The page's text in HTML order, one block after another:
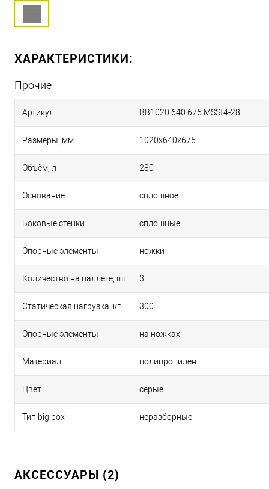
ХАРАКТЕРИСТИКИ:
Прочие
Артикул BB1020.640.675.MSSf4-28
Размеры, мм 1020х640х675
Объём, л 280
Основание сплошное
Боковые стенки сплошные
Опорные элементы ножки
Количество на паллете, шт. 3
Статическая нагрузка, кг 300
Опорные элементы на ножках
Материал полипропилен
Цвет серые
Тип big box неразборные
АКСЕССУАРЫ (2)